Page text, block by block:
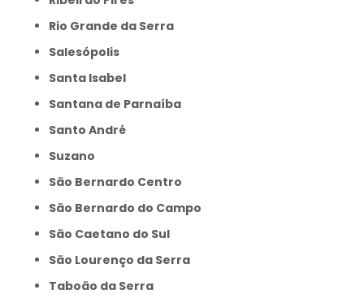
Rio Grande da Serra
Salesópolis
Santa Isabel
Santana de Parnaíba
Santo André
Suzano
São Bernardo Centro
São Bernardo do Campo
São Caetano do Sul
São Lourenço da Serra
Taboão da Serra